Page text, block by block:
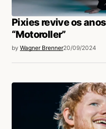
Pixies revive os
“Motoroller”
by Wagner Brenner20/09/2024